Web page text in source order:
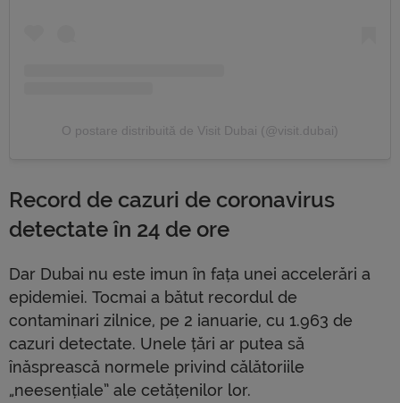
O postare distribuită de Visit Dubai (@visit.dubai)
Record de cazuri de coronavirus
detectate în 24 de ore
Dar Dubai nu este imun în fața unei accelerări a
epidemiei. Tocmai a bătut recordul de
contaminari zilnice, pe 2 ianuarie, cu 1.963 de
cazuri detectate. Unele țări ar putea să
înăsprească normele privind călătoriile
„neesențiale” ale cetățenilor lor.